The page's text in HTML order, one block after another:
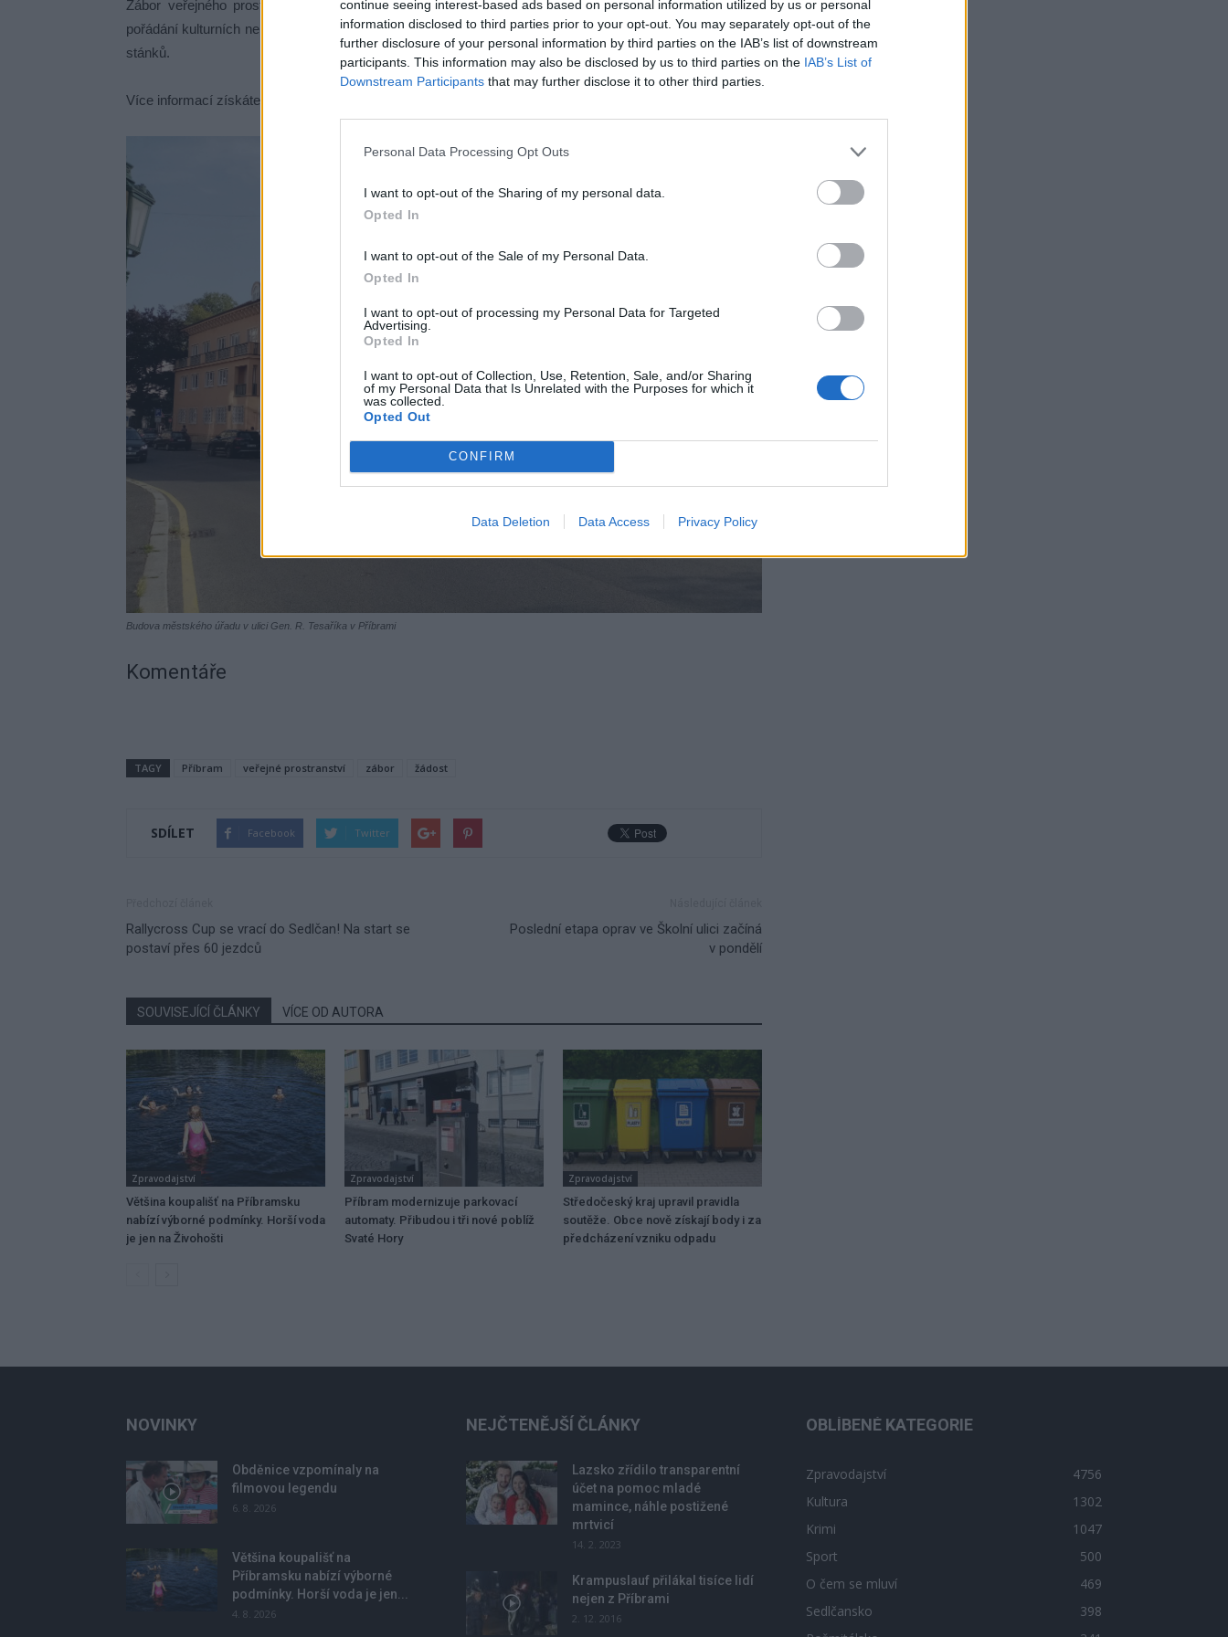
continue seeing interest-based ads based on personal information utilized by us or personal
information disclosed to third parties prior to your opt-out. You may separately opt-out of the
further disclosure of your personal information by third parties on the IAB’s list of downstream
participants. This information may also be disclosed by us to third parties on the IAB’s List of
Downstream Participants that may further disclose it to other third parties.
Personal Data Processing Opt Outs
I want to opt-out of the Sharing of my personal data.
Opted In
I want to opt-out of the Sale of my Personal Data.
Opted In
I want to opt-out of processing my Personal Data for Targeted
Advertising.
Opted In
I want to opt-out of Collection, Use, Retention, Sale, and/or Sharing
of my Personal Data that Is Unrelated with the Purposes for which it
was collected.
Opted Out
CONFIRM
Data Deletion Data Access Privacy Policy
Zábor veřejného prostranství se nevztahuje pouze na stavební činnosti. Povolení potřebujete také při
pořádání kulturních nebo sportovních akcí, stejně jako při umísťování reklamních zařízení nebo prodejních
stánků.
Více informací získáte na stránkách města nebo přímo u Odboru silničního hospodářství.
Budova městského úřadu v ulici Gen. R. Tesaříka v Příbrami
Komentáře
TAGY Příbram veřejné prostranství zábor žádost
SDÍLET Facebook Twitter
Rallycross Cup se vrací do Sedlčan! Na start se
postaví přes 60 jezdců
Poslední etapa oprav ve Školní ulici začíná
v pondělí
SOUVISEJÍCÍ ČLÁNKY VÍCE OD AUTORA
Zpravodajství
Většina koupališť na Příbramsku
nabízí výborné podmínky. Horší voda
je jen na Živohošti
Zpravodajství
Příbram modernizuje parkovací
automaty. Přibudou i tři nové poblíž
Svaté Hory
Zpravodajství
Středočeský kraj upravil pravidla
soutěže. Obce nově získají body i za
předcházení vzniku odpadu
NOVINKY
Obděnice vzpomínaly na
filmovou legendu
6. 8. 2026
Většina koupališť na
Příbramsku nabízí výborné
podmínky. Horší voda je jen...
4. 8. 2026
NEJČTENĚJŠÍ ČLÁNKY
Lazsko zřídilo transparentní
účet na pomoc mladé
mamince, náhle postižené
mrtvicí
14. 2. 2023
Krampuslauf přilákal tisíce lidí
nejen z Příbrami
2. 12. 2016
OBLÍBENÉ KATEGORIE
Zpravodajství
4756
Kultura
1302
Krimi
1047
Sport
500
O čem se mluví
469
Sedlčansko
398